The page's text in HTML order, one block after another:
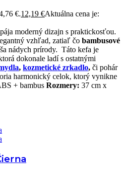
€.12,19 €Aktuálna cena je:
moderný dizajn s praktickosťou.
vzhľad, zatiaľ čo bambusové
nádych prírody. Táto kefa je
dokonale ladí s ostatnými
, kozmetické zrkadlo, či pohár
harmonický celok, ktorý vynikne
+ bambus Rozmery: 37 cm x